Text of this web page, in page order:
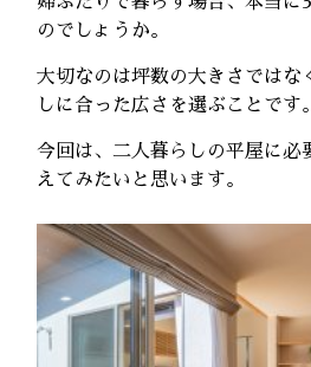
のでしょうか。
大切なのは坪数の大きさではな
しに合った広さを選ぶことです。
今回は、二人暮らしの平屋に必
えてみたいと思います。